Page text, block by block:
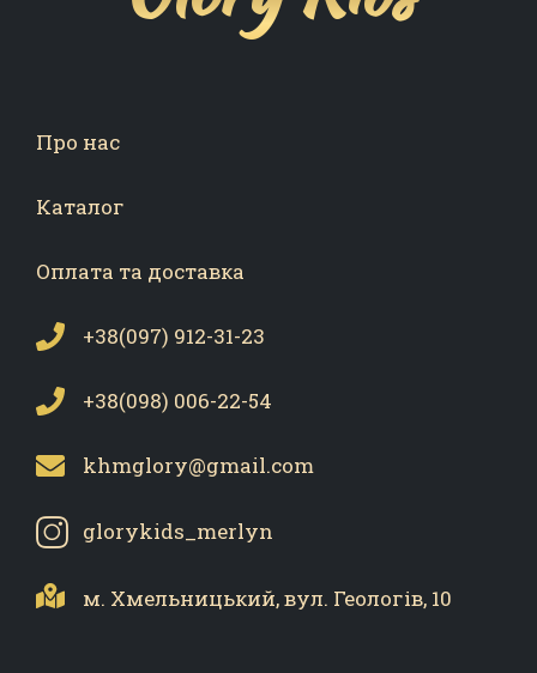
Про нас
Каталог
Оплата та доставка
+38(097) 912-31-23
+38(098) 006-22-54
khmglory@gmail.com
glorykids_merlyn
м. Хмельницький,вул. Геологів, 10